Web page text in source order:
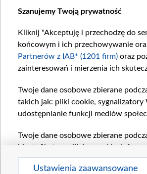
Szanujemy Twoją prywatność
Kliknij "Akceptuję i przechodzę do
końcowym i ich przechowywanie
Partnerów z IAB* (1201 firm) oraz
zainteresowań i mierzenia ich
Twoje dane osobowe zbierane
takich jak: pliki cookie,
udostępnianie funkcji mediów
Twoje dane osobowe zbierane
identyfikatory plików cookie,
pozostałychZaufanych Partnerów
wyboru spersonalizowanych
Ustawienia zaawansowane